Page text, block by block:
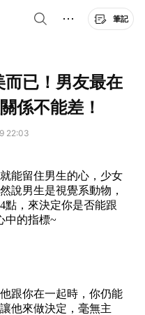
筆記
已！男友最在
係不能差！
22:03
能留住男生的心，少女
說男生是視覺系動物，
點，來決定你是否能跟
中的指標~
跟你在一起時，你仍能
他來做決定，毫無主